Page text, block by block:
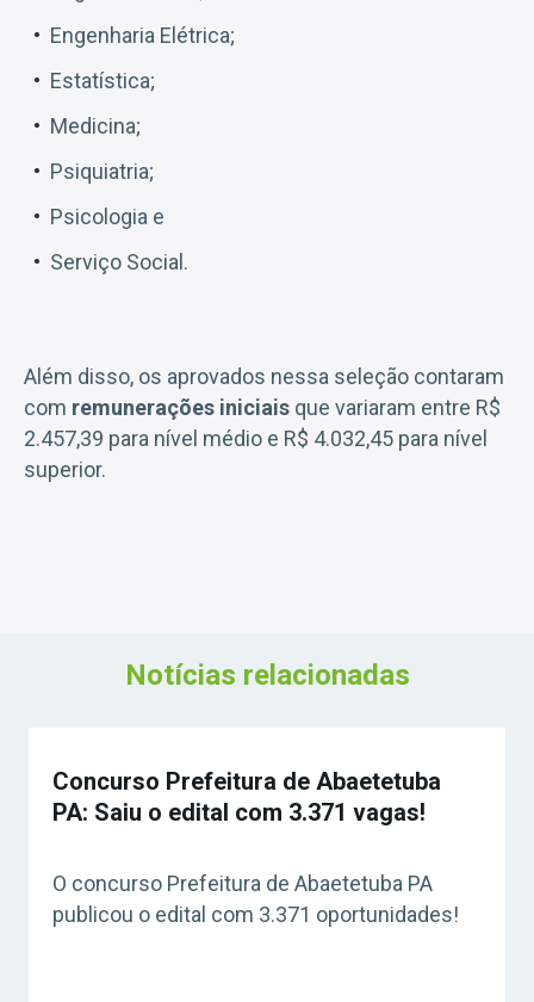
Engenharia Elétrica;
Estatística;
Medicina;
Psiquiatria;
Psicologia e
Serviço Social.
Além disso, os aprovados nessa seleção contaram
com remunerações iniciais que variaram entre R$
2.457,39 para nível médio e R$ 4.032,45 para nível
superior.
Notícias relacionadas
Concurso Prefeitura de Abaetetuba
PA: Saiu o edital com 3.371 vagas!
O concurso Prefeitura de Abaetetuba PA
publicou o edital com 3.371 oportunidades!